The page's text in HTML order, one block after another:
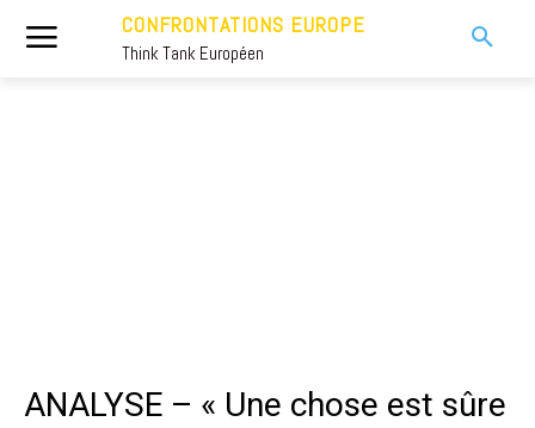
CONFRONTATIONS EUROPE
Think Tank Européen
ANALYSE – « Une chose est sûre